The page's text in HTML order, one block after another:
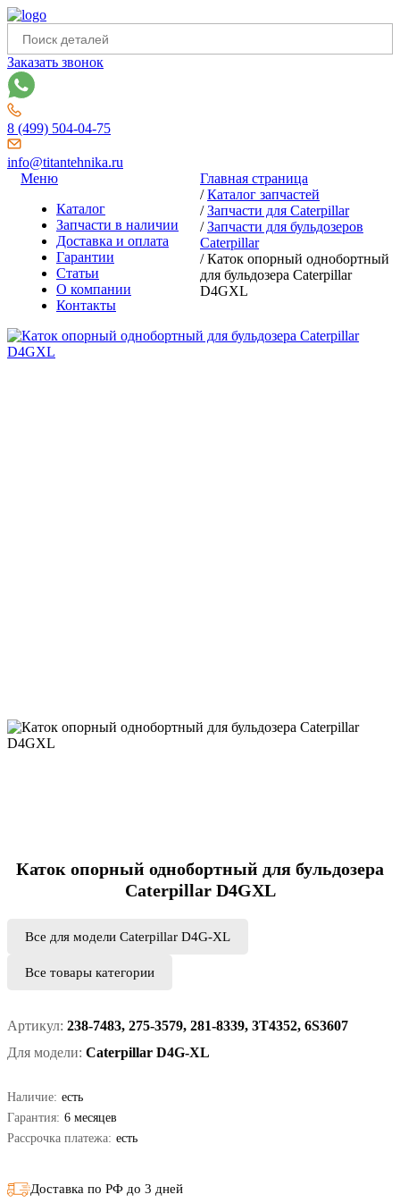
Заказать звонок
8 (499) 504-04-75
info@titantehnika.ru
Меню
Каталог
Запчасти в наличии
Доставка и оплата
Гарантии
Статьи
О компании
Контакты
Главная страница
/Каталог запчастей
/Запчасти для Caterpillar
/Запчасти для бульдозеров
Caterpillar
/Каток опорный однобортный
для бульдозера Caterpillar
D4GXL
Каток опорный однобортный для бульдозера
Caterpillar D4GXL
Все для модели Caterpillar D4G-XL
Все товары категории
Артикул: 238-7483, 275-3579, 281-8339, 3T4352, 6S3607
Для модели: Caterpillar D4G-XL
Наличие: есть
Гарантия: 6 месяцев
Рассрочка платежа: есть
Доставка по РФ до 3 дней